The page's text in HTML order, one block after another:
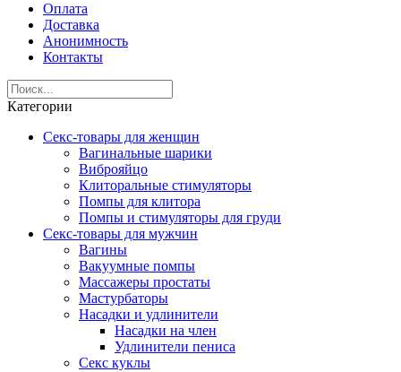
Оплата
Доставка
Анонимность
Контакты
Категории
Секс-товары для женщин
Вагинальные шарики
Виброяйцо
Клиторальные стимуляторы
Помпы для клитора
Помпы и стимуляторы для груди
Секс-товары для мужчин
Вагины
Вакуумные помпы
Массажеры простаты
Мастурбаторы
Насадки и удлинители
Насадки на член
Удлинители пениса
Секс куклы